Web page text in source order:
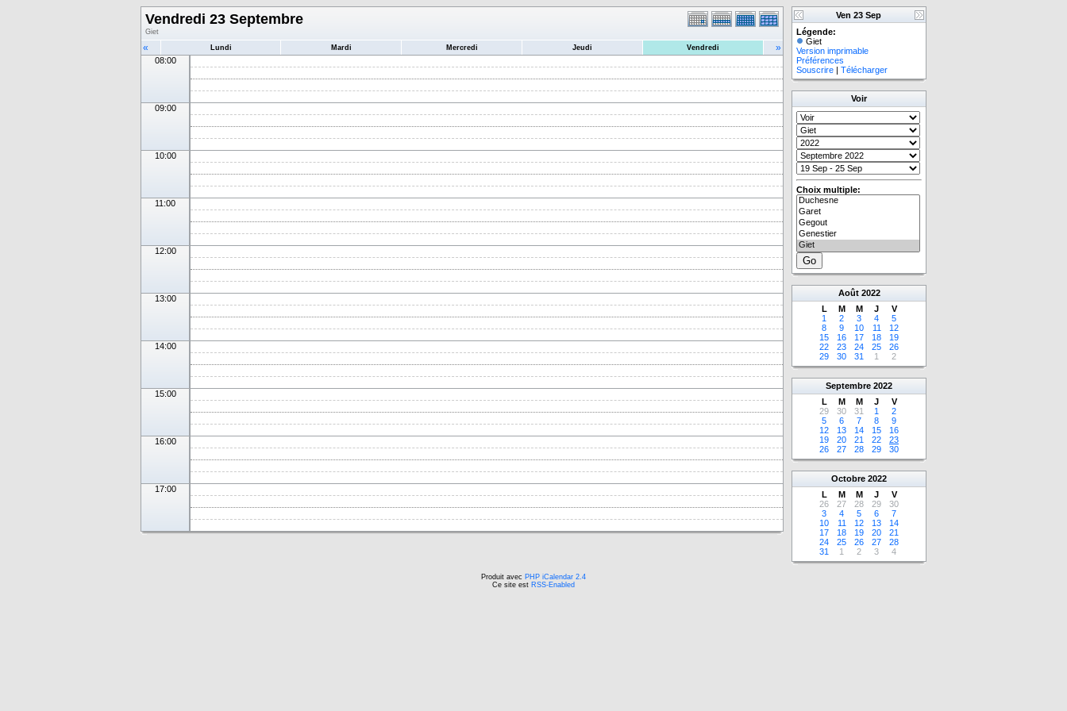
Vendredi 23 Septembre
Giet
« Lundi Mardi Mercredi Jeudi Vendredi »
08:00
09:00
10:00
11:00
12:00
13:00
14:00
15:00
16:00
17:00
Ven 23 Sep
Légende:
Giet
Version imprimable
Préférences
Souscrire | Télécharger
Voir
Choix multiple:
Août 2022
L
M M J
V
1
2 3 4
5
8
9 10 11
12
15
16 17 18
19
22
23 24 25
26
29
30 31 1 2
Septembre 2022
L
M M J
V
29
30 31 1
2
5
6 7 8
9
12
13 14 15
16
19
20 21 22
23
26
27 28 29 30
Octobre 2022
L
M M J
V
26
27 28 29
30
3
4 5 6
7
10
11 12 13
14
17
18 19 20
21
24
25 26 27
28
31
1 2 3 4
Produit avec PHP iCalendar 2.4
Ce site est RSS-Enabled